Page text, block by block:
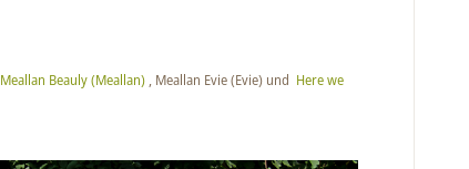
Meallan Beauly (Meallan) , Meallan Evie (Evie) und Here we